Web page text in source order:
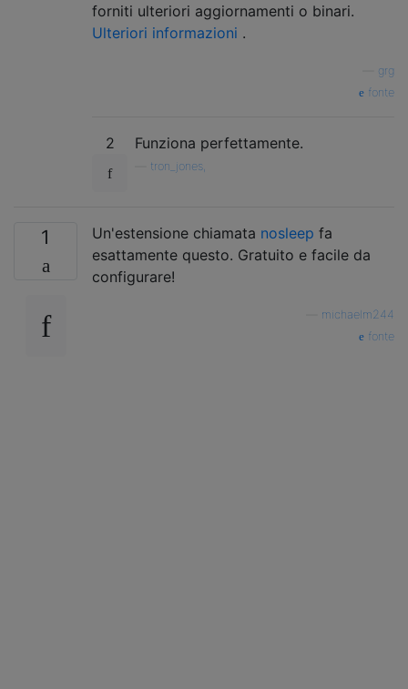
forniti ulteriori aggiornamenti o binari.
Ulteriori informazioni .
grg
fonte
2 Funziona perfettamente.
tron_jones,
1 Un'estensione chiamata nosleep fa
esattamente questo. Gratuito e facile da
configurare!
michaelm244
fonte